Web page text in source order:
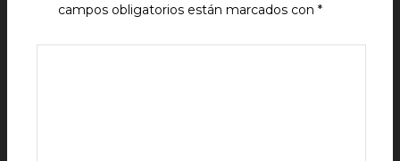
campos obligatorios están marcados con*